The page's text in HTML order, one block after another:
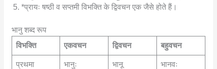
*प्रायः षष्ठी व सप्तमी विभक्ति के द्विवचन एक जैसे होते हैं।
भानु शब्द रूप
विभक्ति
एकवचन द्विवचन बहुवचन
प्रथमा भानुः भानू भानवः